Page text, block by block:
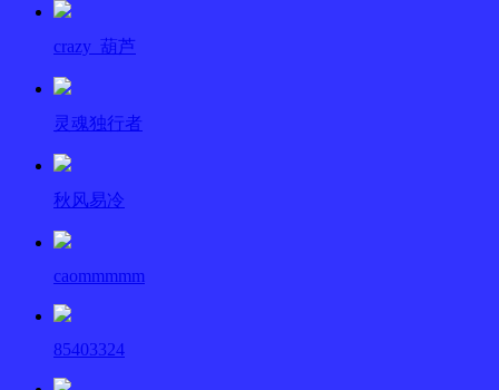
crazy_葫芦
灵魂独行者
秋风易冷
caommmmm
85403324